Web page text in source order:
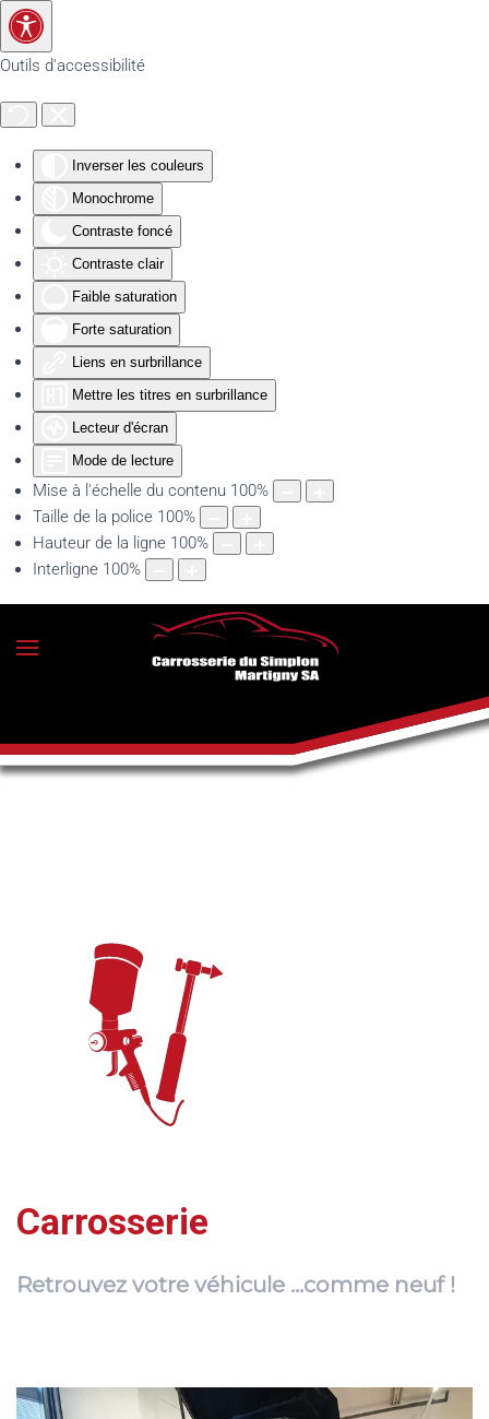
Outils d'accessibilité
Inverser les couleurs
Monochrome
Contraste foncé
Contraste clair
Faible saturation
Forte saturation
Liens en surbrillance
Mettre les titres en surbrillance
Lecteur d'écran
Mode de lecture
Mise à l'échelle du contenu 100%
Taille de la police 100%
Hauteur de la ligne 100%
Interligne 100%
Accéder au contenu principal
Carrosserie
Retrouvez votre véhicule ...comme neuf !